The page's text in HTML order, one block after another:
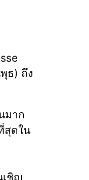
ธ) ถึง
มาก
สุดใน
เชิญ